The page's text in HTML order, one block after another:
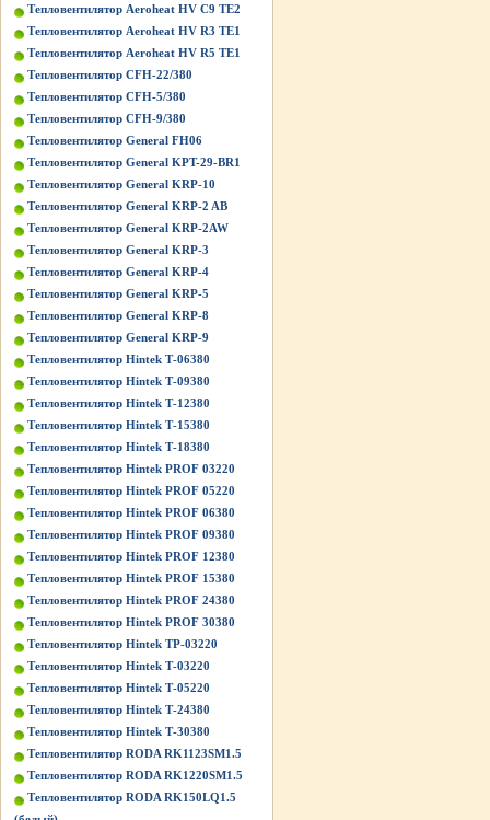
Тепловентилятор Aeroheat HV C9 TE2
Тепловентилятор Aeroheat HV R3 TE1
Тепловентилятор Aeroheat HV R5 TE1
Тепловентилятор CFH-22/380
Тепловентилятор CFH-5/380
Тепловентилятор CFH-9/380
Тепловентилятор General FH06
Тепловентилятор General KPT-29-BR1
Тепловентилятор General KRP-10
Тепловентилятор General KRP-2 AB
Тепловентилятор General KRP-2AW
Тепловентилятор General KRP-3
Тепловентилятор General KRP-4
Тепловентилятор General KRP-5
Тепловентилятор General KRP-8
Тепловентилятор General KRP-9
Тепловентилятор Hintek Т-06380
Тепловентилятор Hintek Т-09380
Тепловентилятор Hintek Т-12380
Тепловентилятор Hintek Т-15380
Тепловентилятор Hintek Т-18380
Тепловентилятор Hintek PROF 03220
Тепловентилятор Hintek PROF 05220
Тепловентилятор Hintek PROF 06380
Тепловентилятор Hintek PROF 09380
Тепловентилятор Hintek PROF 12380
Тепловентилятор Hintek PROF 15380
Тепловентилятор Hintek PROF 24380
Тепловентилятор Hintek PROF 30380
Тепловентилятор Hintek TP-03220
Тепловентилятор Hintek Т-03220
Тепловентилятор Hintek Т-05220
Тепловентилятор Hintek Т-24380
Тепловентилятор Hintek Т-30380
Тепловентилятор RODA RK1123SM1.5
Тепловентилятор RODA RK1220SM1.5
Тепловентилятор RODA RK150LQ1.5